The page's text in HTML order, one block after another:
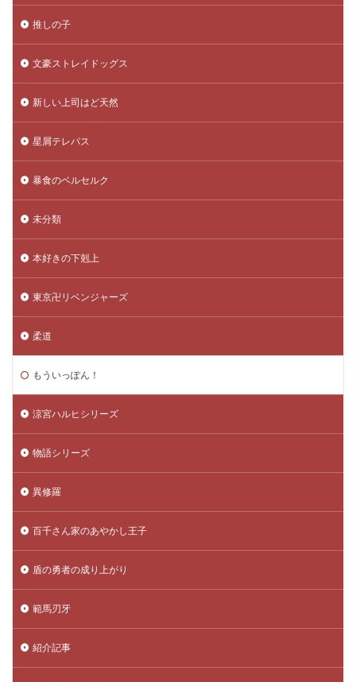
推しの子
文豪ストレイドッグス
新しい上司はど天然
星屑テレパス
暴食のベルセルク
未分類
本好きの下剋上
東京卍リベンジャーズ
柔道
もういっぽん！
涼宮ハルヒシリーズ
物語シリーズ
異修羅
百千さん家のあやかし王子
盾の勇者の成り上がり
範馬刃牙
紹介記事